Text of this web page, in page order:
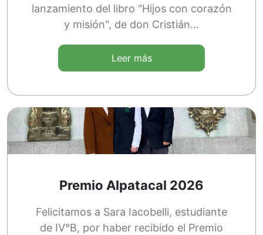
lanzamiento del libro "Hijos con corazón
y misión", de don Cristián…
Leer más
Premio Alpatacal 2026
Felicitamos a Sara Iacobelli, estudiante
de IV°B, por haber recibido el Premio